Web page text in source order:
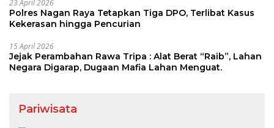
23 April 2026
Polres Nagan Raya Tetapkan Tiga DPO, Terlibat Kasus
Kekerasan hingga Pencurian
15 April 2026
Jejak Perambahan Rawa Tripa : Alat Berat “Raib”, Lahan
Negara Digarap, Dugaan Mafia Lahan Menguat.
Pariwisata